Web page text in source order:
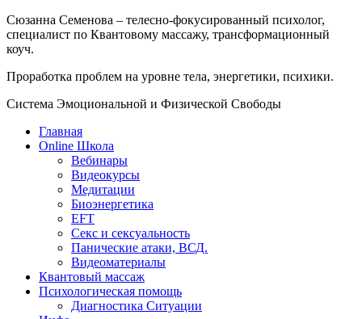
Сюзанна Семенова – телесно-фокусированный психолог,
специалист по Квантовому массажу, трансформационный
коуч.
Проработка проблем на уровне тела, энергетики, психики.
Система Эмоциональной и Физической Свободы
Главная
Online Школа
Вебинары
Видеокурсы
Медитации
Биоэнергетика
EFT
Секс и сексуальность
Панические атаки, ВСД.
Видеоматериалы
Квантовый массаж
Психологическая помощь
Диагностика Ситуации